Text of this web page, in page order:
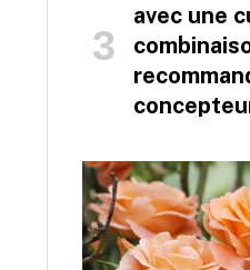
avec une